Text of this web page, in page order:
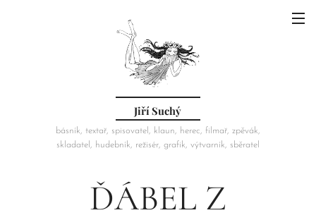
Jiří Suchý
básník, textař, spisovatel, klaun, herec, filmař, zpěvák,
skladatel, hudebník, režisér, grafik, výtvarník, sběratel
ĎÁBEL Z